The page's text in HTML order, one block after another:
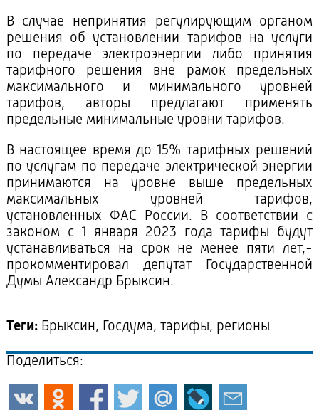
В случае непринятия регулирующим органом
решения об установлении тарифов на услуги
по передаче электроэнергии либо принятия
тарифного решения вне рамок предельных
максимального и минимального уровней
тарифов, авторы предлагают применять
предельные минимальные уровни тарифов.
В настоящее время до 15% тарифных решений
по услугам по передаче электрической энергии
принимаются на уровне выше предельных
максимальных уровней тарифов,
установленных ФАС России. В соответствии с
законом с 1 января 2023 года тарифы будут
устанавливаться на срок не менее пяти лет,-
прокомментировал депутат Государственной
Думы Александр Брыксин.
Теги:Брыксин, Госдума, тарифы, регионы
Поделиться: